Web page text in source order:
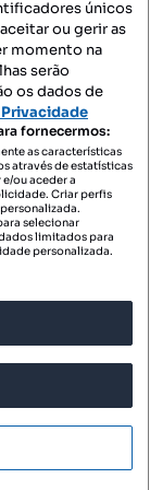
únicos
ou gerir as
momento na
serão
os dados de
fornecermos:
as características
através de estatísticas
ou aceder a
Criar perfis
selecionar
limitados para
personalizada.